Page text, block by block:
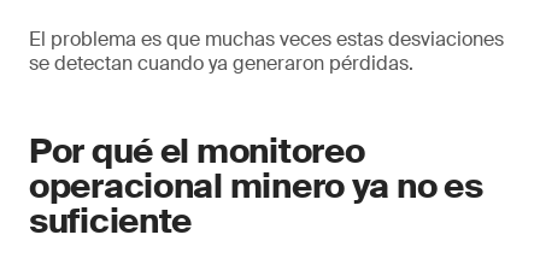
El problema es que muchas veces estas desviaciones
se detectan cuando ya generaron pérdidas.
Por qué el monitoreo
operacional minero ya no es
suficiente